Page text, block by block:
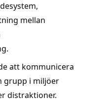
mellan
att kommunicera
grupp i miljöer
distraktioner.